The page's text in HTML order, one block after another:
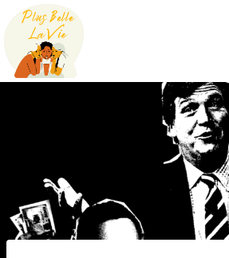
Skip
content